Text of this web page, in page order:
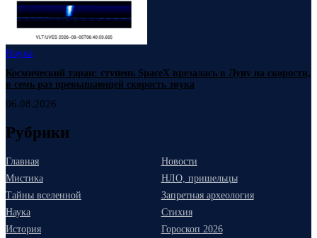
Наука
Космический таран: ступень SpaceX врезалась в Луну на скорости,
в семь раз превышающей скорость звука
06.08.2026
Рубрики
Главная
Новости
Мистика
НЛО, пришельцы
Тайны вселенной
Запретная археология
Наука
Стихия
История
Гороскоп 2026